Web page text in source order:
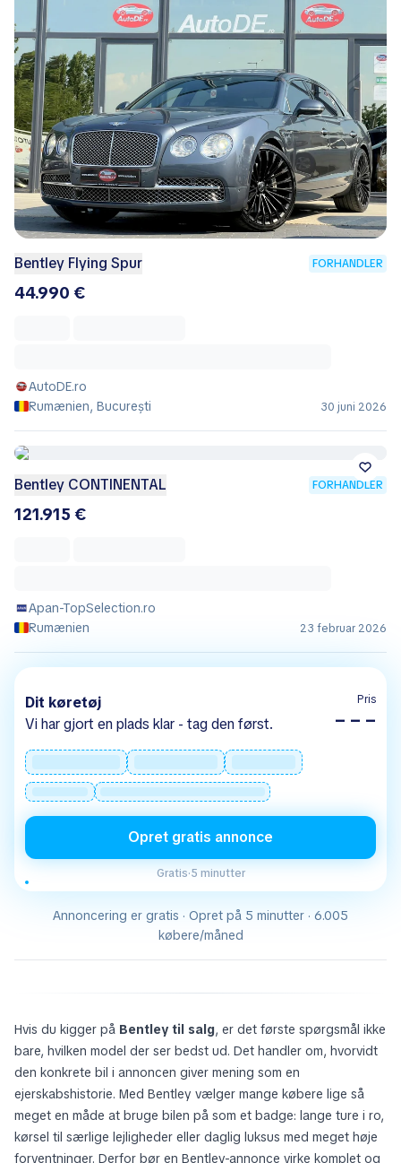
Bentley Flying Spur FORHANDLER
44.990 €
AutoDE.ro
Rumænien, București
30 juni 2026
Bentley CONTINENTAL FORHANDLER
121.915 €
Apan-TopSelection.ro
Rumænien
23 februar 2026
Dit køretøj
Vi har gjort en plads klar - tag den først.
Pris
– – –
Opret gratis annonce
Gratis·5 minutter
Annoncering er gratis · Opret på 5 minutter · 6.005
købere/måned
Hvis du kigger på Bentley til salg, er det første spørgsmål ikke
bare, hvilken model der ser bedst ud. Det handler om, hvorvidt
den konkrete bil i annoncen giver mening som en
ejerskabshistorie. Med Bentley vælger mange købere lige så
meget en måde at bruge bilen på som et badge: lange ture i ro,
kørsel til særlige lejligheder eller daglig luksus med meget høje
forventninger. Derfor bør en Bentley-annonce virke komplet og